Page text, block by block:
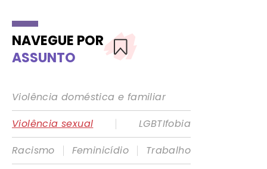
NAVEGUE POR
ASSUNTO
Violência doméstica e familiar
Violência sexual
|
LGBTIfobia
Racismo
| Feminicídio |
Trabalho